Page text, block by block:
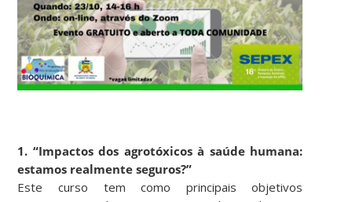
1. “Impactos dos agrotóxicos à saúde humana:
estamos realmente seguros?”
Este curso tem como principais objetivos